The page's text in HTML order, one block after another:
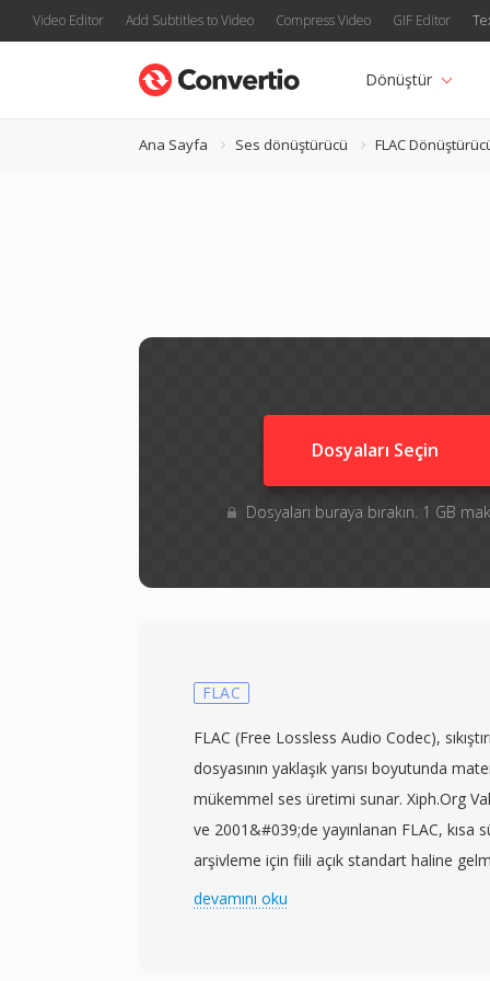
Video Editor Add Subtitles to Video Compress Video GIF Editor
Dönüştür
Ana Sayfa Ses dönüştürücü FLAC
Dosyaları Seçin
Dosyaları buraya bırakın. 1 GB
FLAC
FLAC (Free Lossless Audio Codec),
dosyasının yaklaşık yarısı boyutunda
mükemmel ses üretimi sunar. Xiph.Org
ve 2001&#039;de yayınlanan FLAC, kısa
arşivleme için fiili açık standart haline
bloğunu modellemek için doğrusal tahmin
devamını oku